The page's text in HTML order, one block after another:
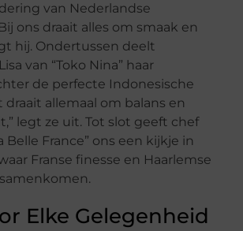
van Nederlandse
ons draait alles om smaak en
hij. Ondertussen deelt
van “Toko Nina” haar
de perfecte Indonesische
draait allemaal om balans en
legt ze uit. Tot slot geeft chef
Belle France” ons een kijkje in
Franse finesse en Haarlemse
Elke Gelegenheid